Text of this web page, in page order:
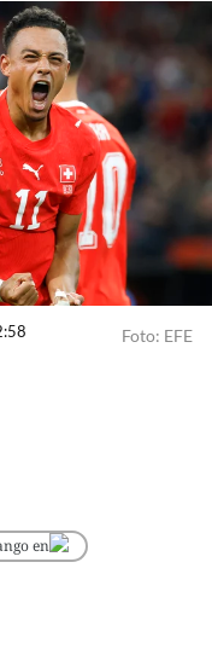
Foto: EFE
en